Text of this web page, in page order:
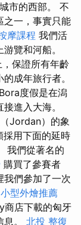
市的西部。 不
之一，事實只能
摩課程 我們活
覽和河船。
保證所有年齡
成年旅行者。
Bora度假是在潟
進入大海。
Jordan）的象
採用下面的延時
我們從著名的
購買了參賽者
我們參加了一次
小型外燴推薦
商店下載的匈牙
。 北投 整復